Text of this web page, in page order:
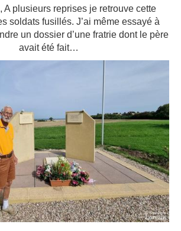
A plusieurs reprises je retrouve cette
soldats fusillés. J’ai même essayé à
un dossier d’une fratrie dont le père
avait été fait…